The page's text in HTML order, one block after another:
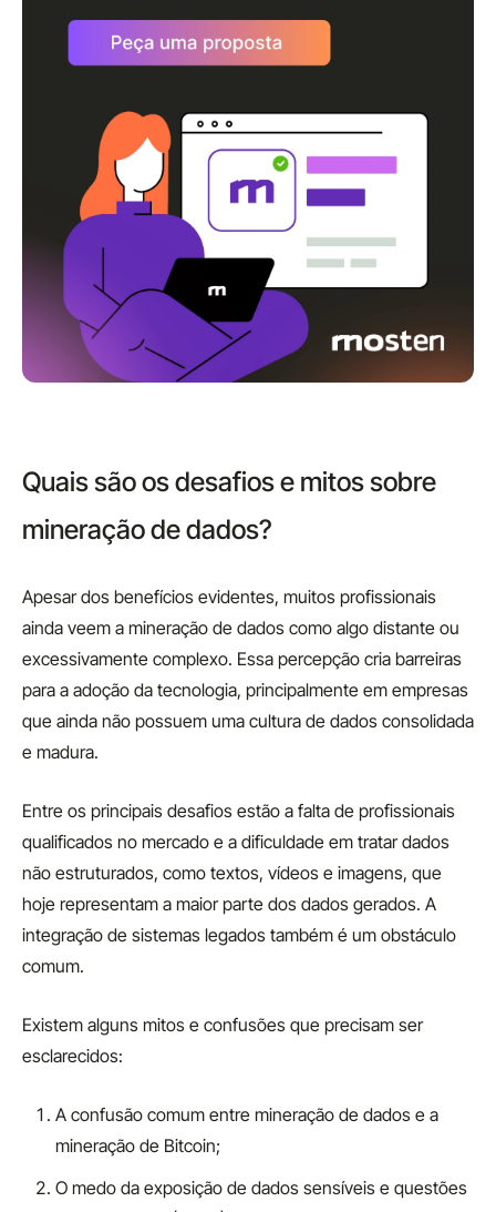
Quais são os desafios e mitos sobre
mineração de dados?
Apesar dos benefícios evidentes, muitos profissionais
ainda veem a mineração de dados como algo distante ou
excessivamente complexo. Essa percepção cria barreiras
para a adoção da tecnologia, principalmente em empresas
que ainda não possuem uma cultura de dados consolidada
e madura.
Entre os principais desafios estão a falta de profissionais
qualificados no mercado e a dificuldade em tratar dados
não estruturados, como textos, vídeos e imagens, que
hoje representam a maior parte dos dados gerados. A
integração de sistemas legados também é um obstáculo
comum.
Existem alguns mitos e confusões que precisam ser
esclarecidos:
A confusão comum entre mineração de dados e a
mineração de Bitcoin;
O medo da exposição de dados sensíveis e questões